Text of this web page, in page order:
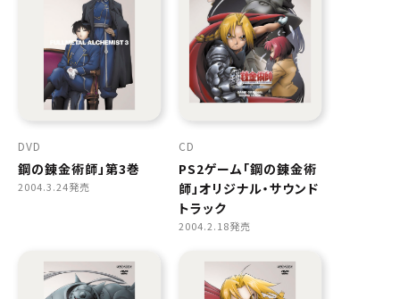
DVD
鋼の錬金術師」第3巻
2004.3.24発売
CD
PS2ゲーム「鋼の錬金術
師」オリジナル・サウンド
トラック
2004.2.18発売